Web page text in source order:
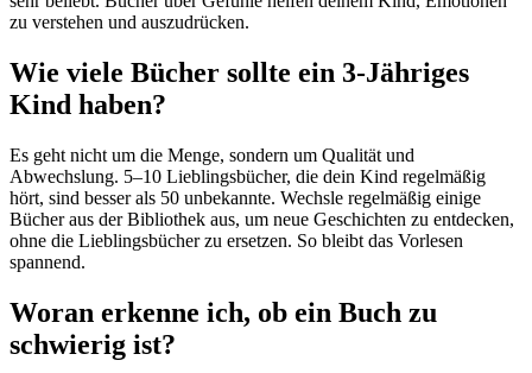
zu verstehen und auszudrücken.
Wie viele Bücher sollte ein 3-Jähriges
Kind haben?
Es geht nicht um die Menge, sondern um Qualität und
Abwechslung. 5–10 Lieblingsbücher, die dein Kind regelmäßig
hört, sind besser als 50 unbekannte. Wechsle regelmäßig einige
Bücher aus der Bibliothek aus, um neue Geschichten zu entdecken,
ohne die Lieblingsbücher zu ersetzen. So bleibt das Vorlesen
spannend.
Woran erkenne ich, ob ein Buch zu
schwierig ist?